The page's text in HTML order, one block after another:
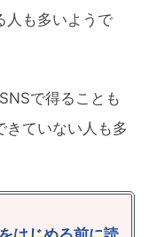
人も多いようで
で得ることも
きていない人も多